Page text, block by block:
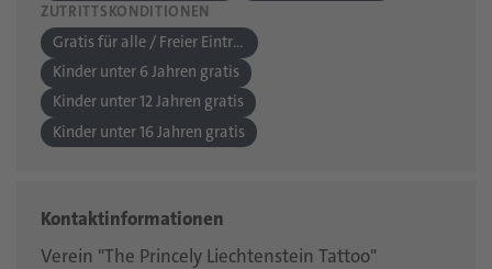
ZUTRITTSKONDITIONEN
Gratis für alle / Freier Eintritt
Kinder unter 6 Jahren gratis
Kinder unter 12 Jahren gratis
Kinder unter 16 Jahren gratis
Kontaktinformationen
Verein "The Princely Liechtenstein Tattoo"